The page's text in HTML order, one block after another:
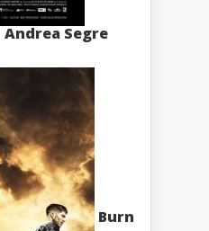
Andrea Segre
Burn